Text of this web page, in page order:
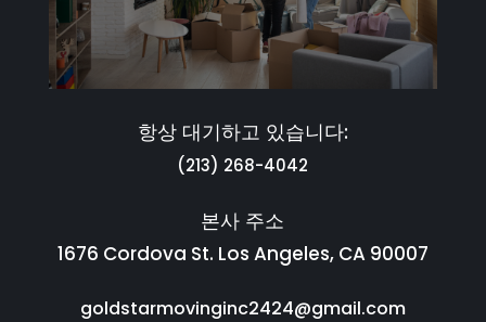
항상 대기하고 있습니다:
(213) 268-4042
본사 주소
1676 Cordova St. Los Angeles, CA 90007
goldstarmovinginc2424@gmail.com